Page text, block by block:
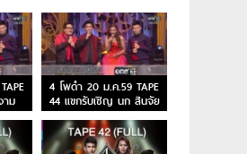
าม
4 โพดำ 20 ม.ค.59 TAPE
44 แขกรับเชิญ นก สินจัย